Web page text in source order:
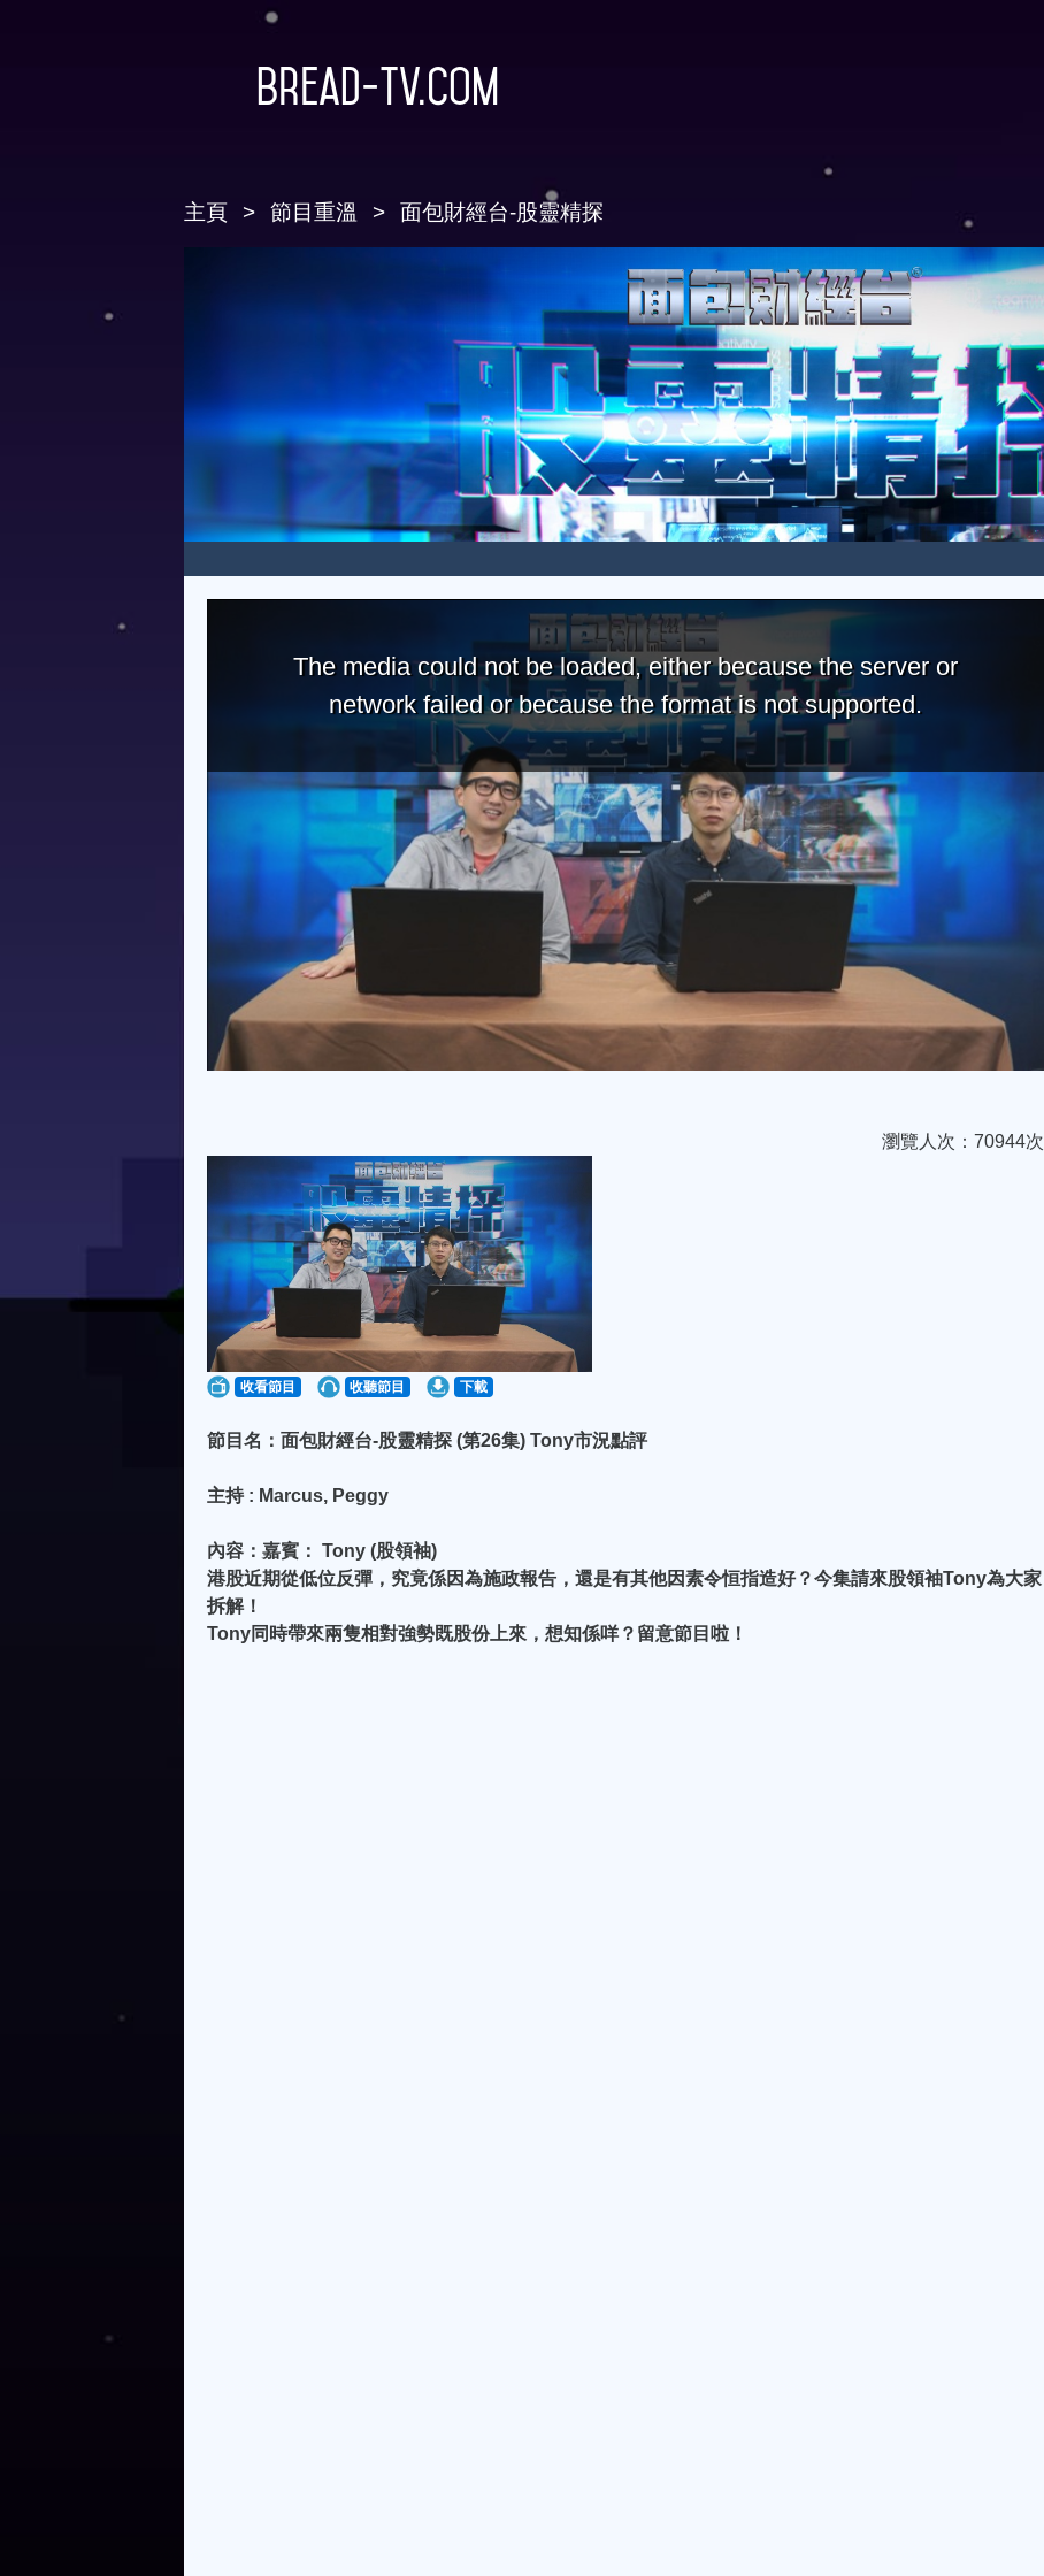
Bread-TV.com
主頁 節目重溫 面包財經台-股靈精探
The media could not be loaded, either because the server or
network failed or because the format is not supported.
瀏覽人次：70944次
收看節目 收聽節目 下載
節目名：面包財經台-股靈精探 (第26集) Tony市況點評
主持 : Marcus, Peggy
內容：嘉賓： Tony (股領袖)
港股近期從低位反彈，究竟係因為施政報告，還是有其他因素令恒指造好？今集請來股領袖Tony為大家
拆解！
Tony同時帶來兩隻相對強勢既股份上來，想知係咩？留意節目啦！